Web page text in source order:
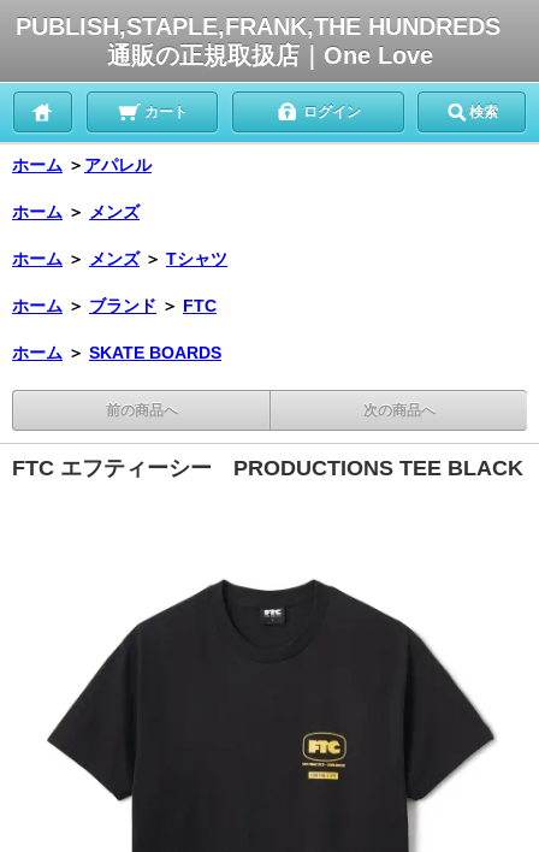
PUBLISH,STAPLE,FRANK,THE HUNDREDS
通販の正規取扱店｜One Love
カート ログイン 検索
ホーム ＞ アパレル
ホーム ＞ メンズ
ホーム ＞ メンズ ＞ Tシャツ
ホーム ＞ ブランド ＞ FTC
ホーム ＞ SKATE BOARDS
前の商品へ 次の商品へ
FTC エフティーシー PRODUCTIONS TEE BLACK